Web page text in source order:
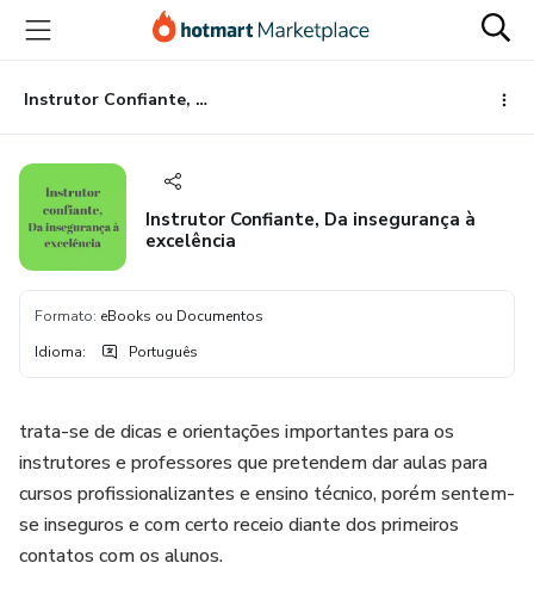
para
conteúdo
principal
para
pagamento
para
rodapé
Instrutor Confiante, Da insegurança à excelência
Instrutor Confiante, Da insegurança à
excelência
Formato: eBooks ou Documentos
Idioma: Português
trata-se de dicas e orientações importantes para os
instrutores e professores que pretendem dar aulas para
cursos profissionalizantes e ensino técnico, porém sentem-
se inseguros e com certo receio diante dos primeiros
contatos com os alunos.